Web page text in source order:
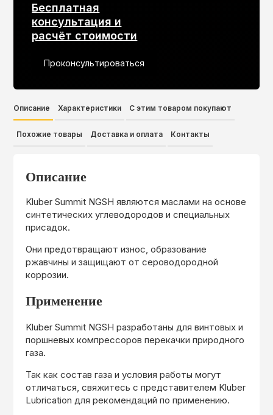
Бесплатная
консультация и
расчёт стоимости
Проконсультироваться
Описание Характеристики С этим товаром покупают
Похожие товары Доставка и оплата Контакты
Описание
Kluber Summit NGSH являются маслами на основе
синтетических углеводородов и специальных
присадок.
Они предотвращают износ, образование
ржавчины и защищают от сероводородной
коррозии.
Применение
Kluber Summit NGSH разработаны для винтовых и
поршневых компрессоров перекачки природного
газа.
Так как состав газа и условия работы могут
отличаться, свяжитесь с представителем Kluber
Lubrication для рекомендаций по применению.